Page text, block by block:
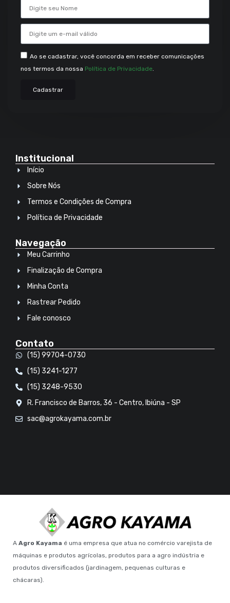
Ao se cadastrar, você concorda em receber comunicações
nos termos da nossa Política de Privacidade
Cadastrar
Institucional
Início
Sobre Nós
Termos e Condições de Compra
Política de Privacidade
Navegação
Meu Carrinho
Finalização de Compra
Minha Conta
Rastrear Pedido
Fale conosco
Contato
(15) 99704-0730
(15) 3241-1277
(15) 3248-9530
R. Francisco de Barros, 36 - Centro, Ibiúna - SP
sac@agrokayama.com.br
A Agro Kayama é uma empresa que atua no comércio varejista de
máquinas e produtos agrícolas, produtos para a agro indústria e
produtos diversificados (jardinagem, pequenas culturas e
chácaras).